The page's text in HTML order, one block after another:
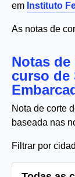
em Instituto
As notas de
Notas de
curso de
Nota de corte
baseada nas
Filtrar por